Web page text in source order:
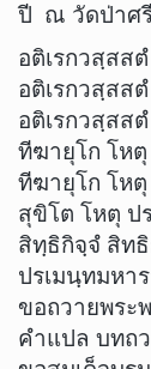
ปี ณ วัดป่าศรี
อติเรกวสฺสส
อติเรกวสฺสส
อติเรกวสฺสส
ทีฆายุโก โหตุ
ทีฆายุโก โหตุ
สุขิโต โหตุ ป
สิทฺธิกิจฺจํ สิท
ปรเมนฺทมหา
ขอถวายพระ
คำแปล บทถว